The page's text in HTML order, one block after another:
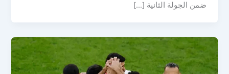
ضمن الجولة الثانية […]